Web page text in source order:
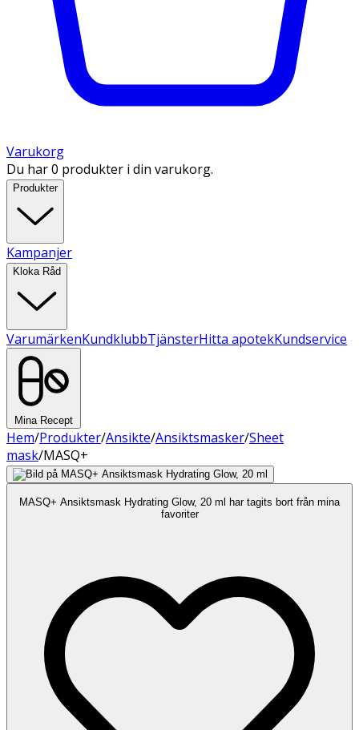
Varukorg
Du har 0 produkter i din varukorg.
Produkter
Kampanjer
Kloka Råd
VarumärkenKundklubbTjänsterHitta apotekKundservice
Mina Recept
Hem/Produkter/Ansikte/Ansiktsmasker/Sheet
mask/MASQ+
MASQ+ Ansiktsmask Hydrating Glow, 20 ml har tagits bort från mina
favoriter